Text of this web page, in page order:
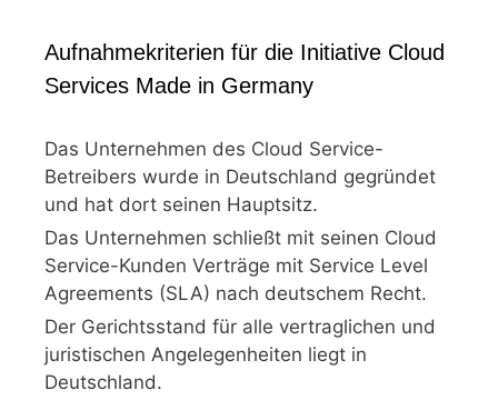
Aufnahmekriterien für die Initiative Cloud
Services Made in Germany
Das Unternehmen des Cloud Service-
Betreibers wurde in Deutschland gegründet
und hat dort seinen Hauptsitz.
Das Unternehmen schließt mit seinen Cloud
Service-Kunden Verträge mit Service Level
Agreements (SLA) nach deutschem Recht.
Der Gerichtsstand für alle vertraglichen und
juristischen Angelegenheiten liegt in
Deutschland.